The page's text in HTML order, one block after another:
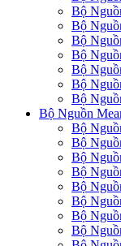
Bộ
Bộ
Bộ
Bộ
Bộ
Bộ
Bộ
Bộ Nguồn
Bộ
Bộ
Bộ
Bộ
Bộ
Bộ
Bộ
Bộ